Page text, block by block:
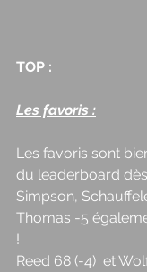
TOP :
Les favoris :
Les favoris sont
du leaderboard
Simpson,
Thomas -5
!
Reed 68 (-4)  et